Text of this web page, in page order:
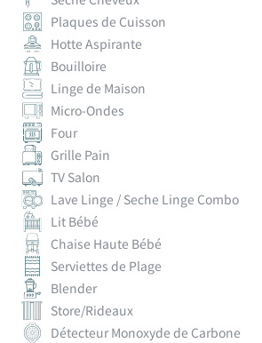
Plaques de Cuisson
Hotte Aspirante
Bouilloire
Linge de Maison
Micro-Ondes
Four
Grille Pain
TV Salon
Lave Linge / Seche Linge Combo
Lit Bébé
Chaise Haute Bébé
Serviettes de Plage
Blender
Store/Rideaux
Détecteur Monoxyde de Carbone